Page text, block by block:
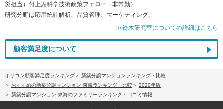
災担当）付上席科学技術政策フェロー（非常勤）
研究分野は応用統計解析、品質管理、マーケティング。
≫鈴木研究室についての詳細はこちら
顧客満足度について
オリコン顧客満足度ランキング
新築分譲マンションランキング・比較
おすすめの新築分譲マンション 東海ランキング・比較
2020年版
新築分譲マンション 東海のファミリーランキング・口コミ情報